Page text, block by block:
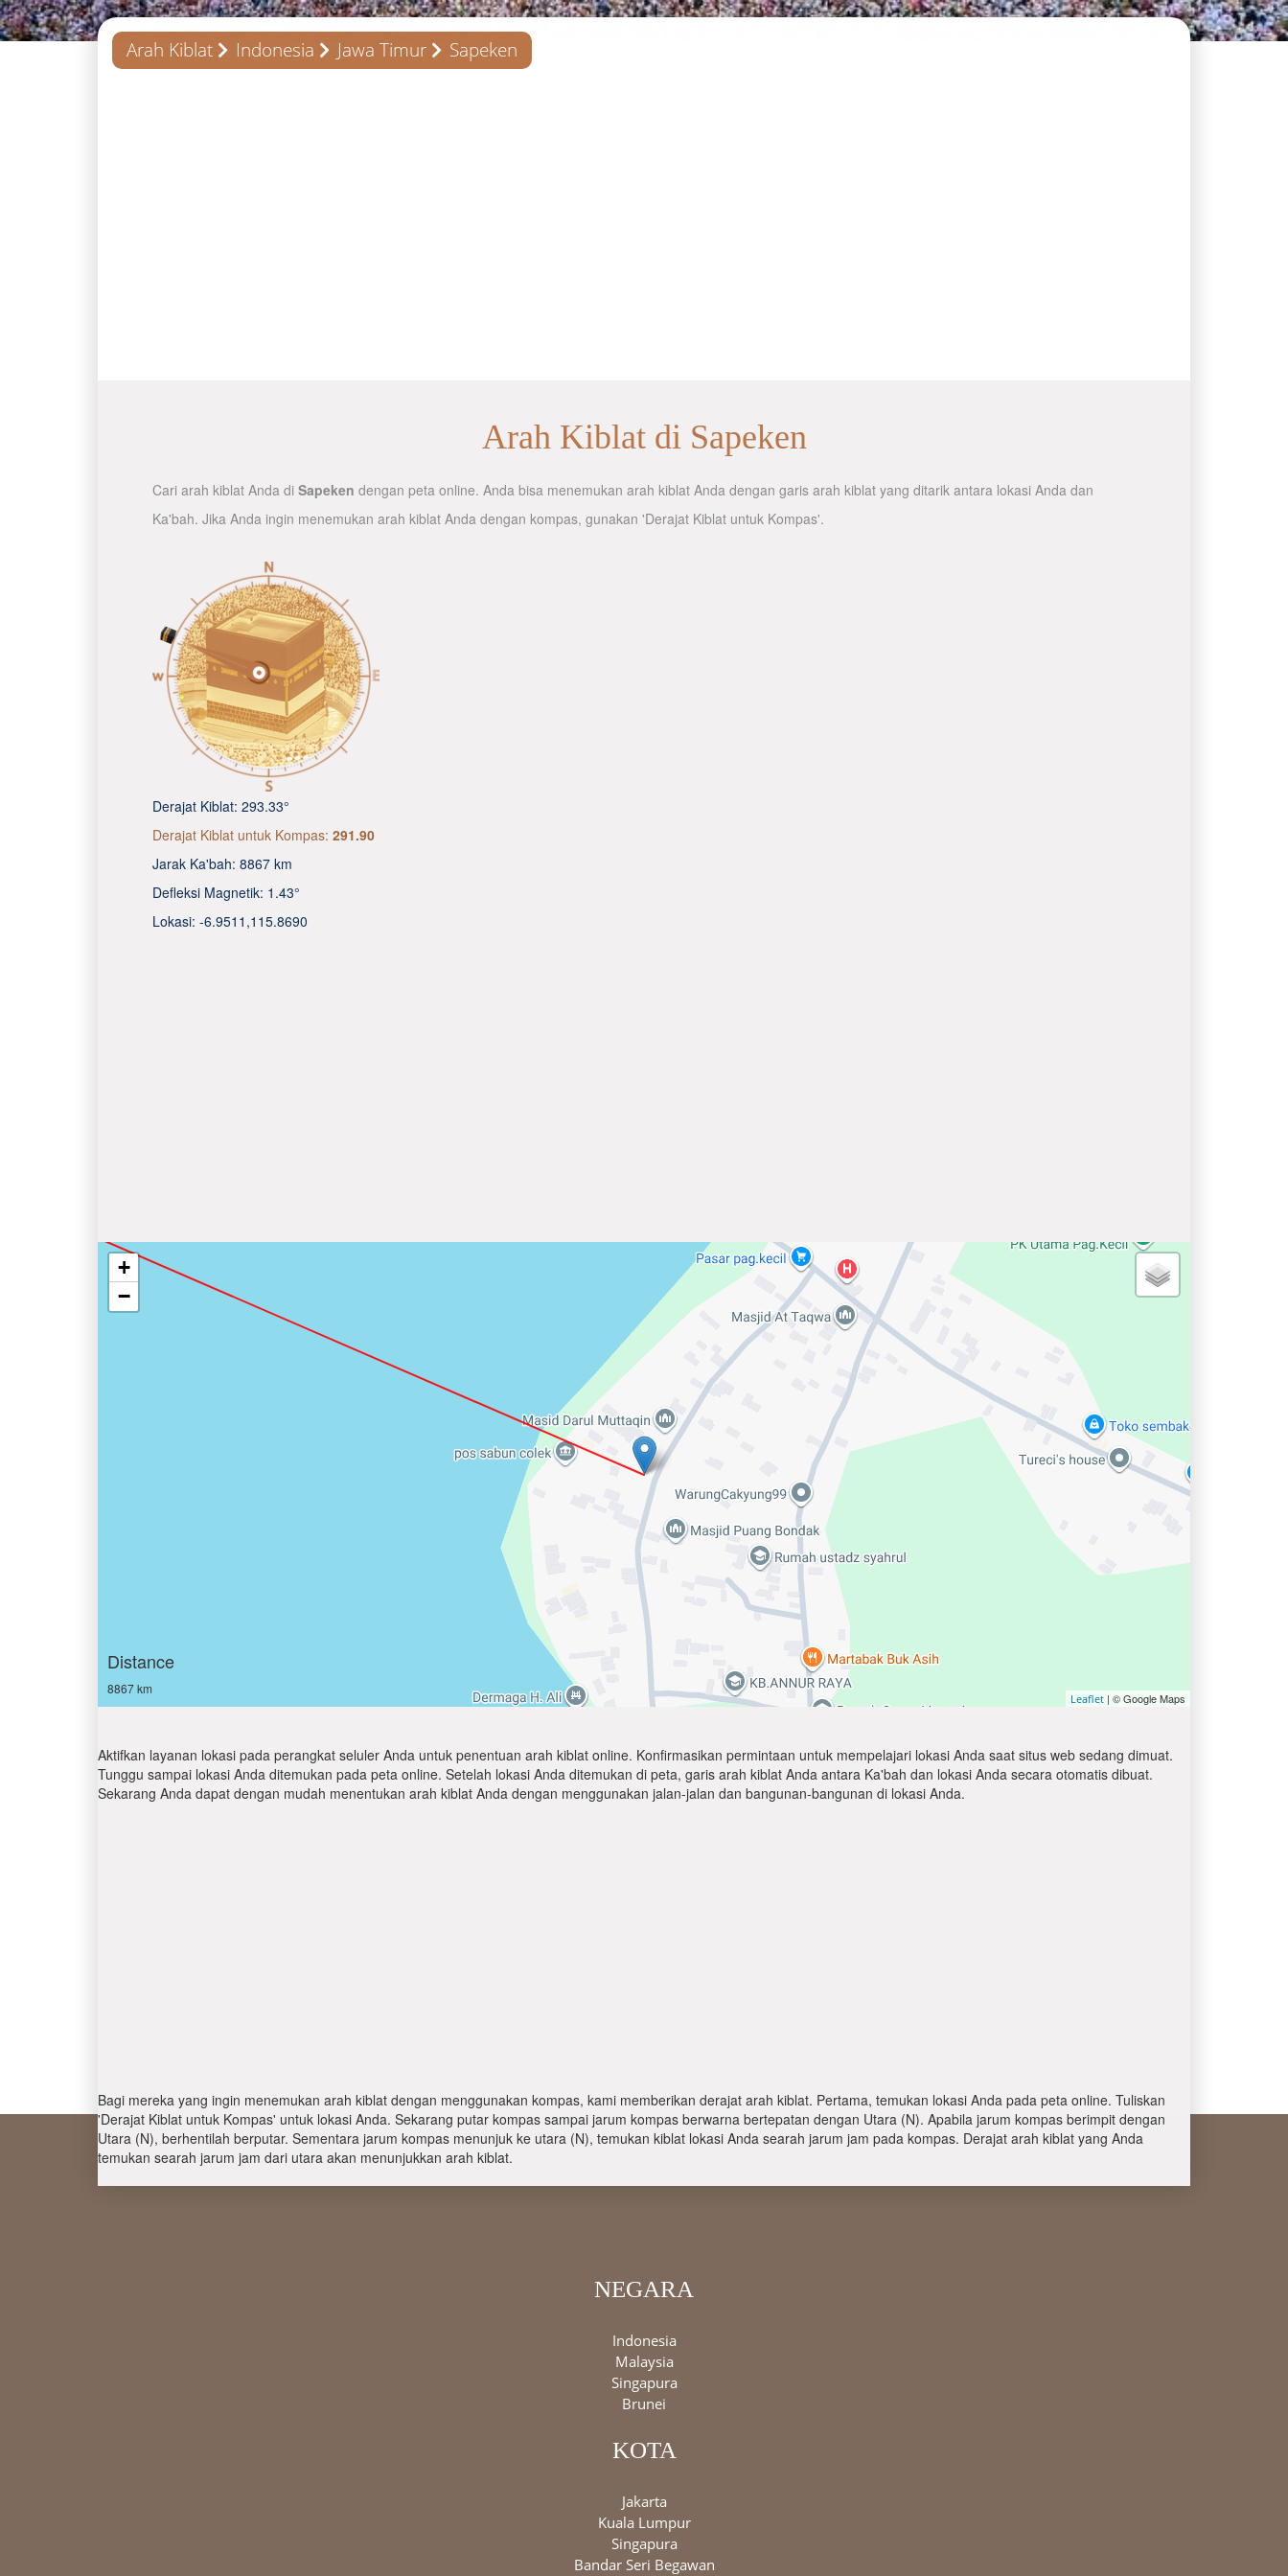
Arah Kiblat Indonesia Jawa Timur Sapeken
Arah Kiblat di Sapeken
Cari arah kiblat Anda di Sapeken dengan peta online. Anda bisa menemukan arah kiblat Anda dengan garis arah kiblat yang ditarik antara lokasi Anda dan
Ka'bah. Jika Anda ingin menemukan arah kiblat Anda dengan kompas, gunakan 'Derajat Kiblat untuk Kompas'.
Derajat Kiblat: 293.33°
Derajat Kiblat untuk Kompas: 291.90
Jarak Ka'bah: 8867 km
Defleksi Magnetik: 1.43°
Lokasi: -6.9511 ,115.8690
+
−
Distance
8867 km
Leaflet | © Google Maps
Aktifkan layanan lokasi pada perangkat seluler Anda untuk penentuan arah kiblat online. Konfirmasikan permintaan untuk mempelajari lokasi Anda saat situs web sedang dimuat.
Tunggu sampai lokasi Anda ditemukan pada peta online. Setelah lokasi Anda ditemukan di peta, garis arah kiblat Anda antara Ka'bah dan lokasi Anda secara otomatis dibuat.
Sekarang Anda dapat dengan mudah menentukan arah kiblat Anda dengan menggunakan jalan-jalan dan bangunan-bangunan di lokasi Anda.
Bagi mereka yang ingin menemukan arah kiblat dengan menggunakan kompas, kami memberikan derajat arah kiblat. Pertama, temukan lokasi Anda pada peta online. Tuliskan
'Derajat Kiblat untuk Kompas' untuk lokasi Anda. Sekarang putar kompas sampai jarum kompas berwarna bertepatan dengan Utara (N). Apabila jarum kompas berimpit dengan
Utara (N), berhentilah berputar. Sementara jarum kompas menunjuk ke utara (N), temukan kiblat lokasi Anda searah jarum jam pada kompas. Derajat arah kiblat yang Anda
temukan searah jarum jam dari utara akan menunjukkan arah kiblat.
NEGARA
Indonesia
Malaysia
Singapura
Brunei
KOTA
Jakarta
Kuala Lumpur
Singapura
Bandar Seri Begawan